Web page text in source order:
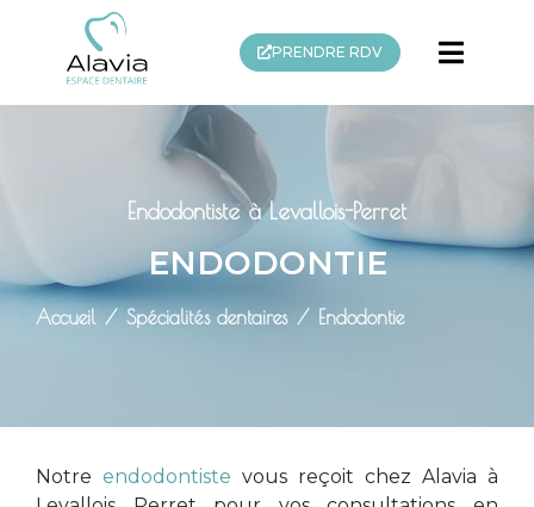
PRENDRE RDV
Endodontiste à Levallois-Perret
ENDODONTIE
Accueil Spécialités dentaires Endodontie
Notre endodontiste vous reçoit chez Alavia à